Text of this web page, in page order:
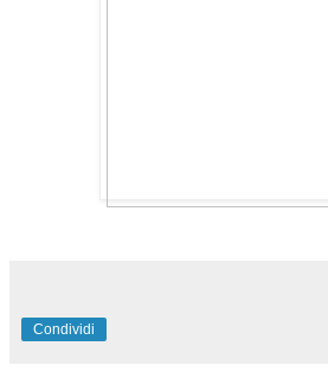
Condividi